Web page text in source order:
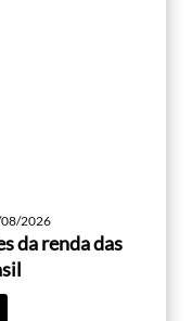
2026
da renda das